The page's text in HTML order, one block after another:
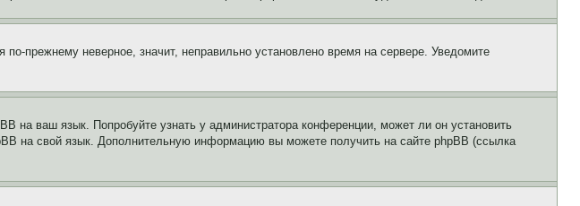
прежнему неверное, значит, неправильно установлено время на сервере. Уведомите
на ваш язык. Попробуйте узнать у администратора конференции, может ли он установить
на свой язык. Дополнительную информацию вы можете получить на сайте phpBB (ссылка